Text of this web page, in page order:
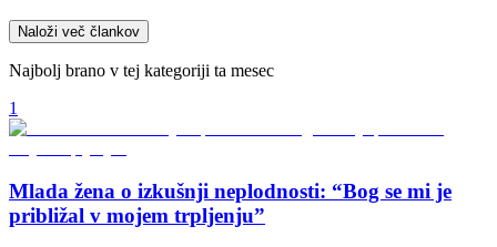
Naloži več člankov
Najbolj brano v tej kategoriji ta mesec
1
Mlada žena o izkušnji neplodnosti: “Bog se mi je
približal v mojem trpljenju”